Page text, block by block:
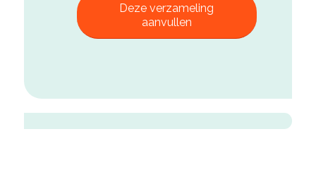
Deze verzameling
aanvullen